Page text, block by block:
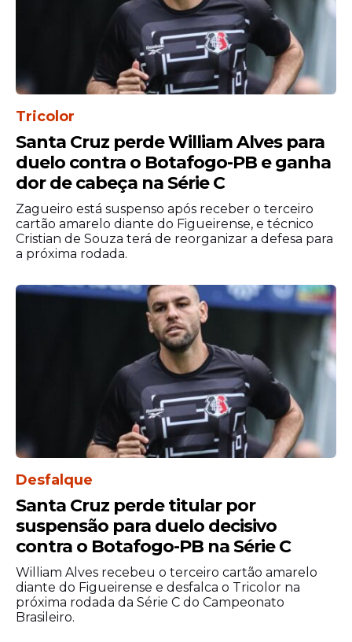
Croácia: Livakovic; Stanisic, Vuskovic e
Mario Pasalic e Perisic; Vlasic (Kramaric) e
Matanovic (Musa).Treinador:Zlatko Dalic
Brasil x Croácia:
detalhes sobre o
amistoso
31 de março, terça-feira
Tricolor
Santa Cruz perde William Alves para
duelo contra o Botafogo-PB e ganha
dor de cabeça na Série C
Zagueiro está suspenso após receber o terceiro
cartão amarelo diante do Figueirense, e técnico
Cristian de Souza terá de reorganizar a defesa para
a próxima rodada.
Desfalque
Santa Cruz perde titular por
suspensão para duelo decisivo
contra o Botafogo-PB na Série C
William Alves recebeu o terceiro cartão amarelo
diante do Figueirense e desfalca o Tricolor na
próxima rodada da Série C do Campeonato
Brasileiro.